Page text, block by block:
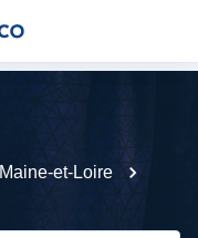
Maine-et-Loire